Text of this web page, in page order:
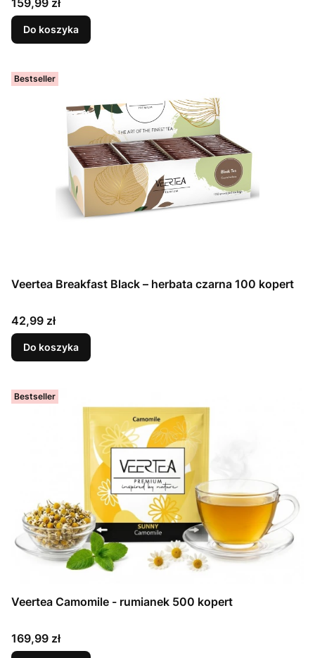
159,99 zł
Do koszyka
Bestseller
Veertea Breakfast Black – herbata czarna 100 kopert
Cena
42,99 zł
Do koszyka
Bestseller
Veertea Camomile - rumianek 500 kopert
Cena
169,99 zł